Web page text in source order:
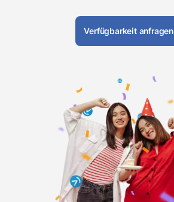
Verfügbarkeit anfragen